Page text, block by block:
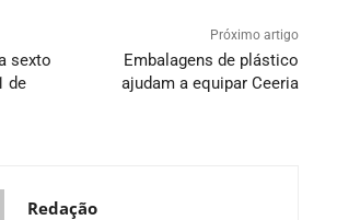
sexto
de
Próximo artigo
Embalagens de plástico
ajudam a equipar Ceeria
Redação